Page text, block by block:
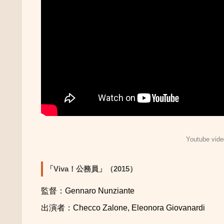
Youtube
「Viva！公務員」（2015）
監督： Gennaro Nunziante
出演者： Checco Zalone, Eleonora Giovanardi